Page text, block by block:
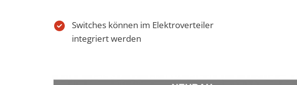
Switches können im Elektroverteiler
integriert werden